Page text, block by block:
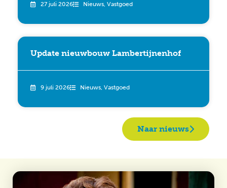
27 juli 2026 Nieuws, Vastgoed
Update nieuwbouw Lambertijnenhof
9 juli 2026 Nieuws, Vastgoed
Naar nieuws